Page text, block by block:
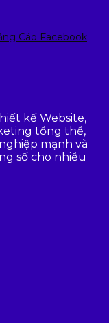
Cáo Facebook
kế Website,
tổng thể,
mạnh và
số cho nhiều